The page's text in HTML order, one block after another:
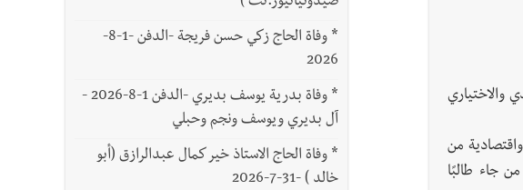
والاختياري
من
جاء طالبًا
*
وفاة الحاج زكي حسن فريجة -الدفن -1-8-
2026
*
وفاة بدرية يوسف بديري -الدفن 1-8-2026 -
آل بديري ويوسف ونجم وحبلي
* وفاة الحاج الاستاذ خير كمال عبدالرازق (أبو
خالد ) -31-7-2026